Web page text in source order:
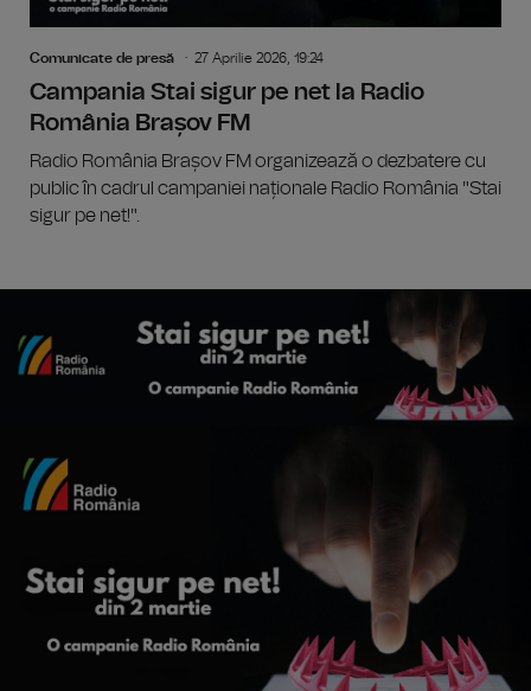
Comunicate de presă 27 Aprilie 2026, 19:24
Campania Stai sigur pe net la Radio
România Brașov FM
Radio România Brașov FM organizează o dezbatere cu
public în cadrul campaniei naționale Radio România "Stai
sigur pe net!".